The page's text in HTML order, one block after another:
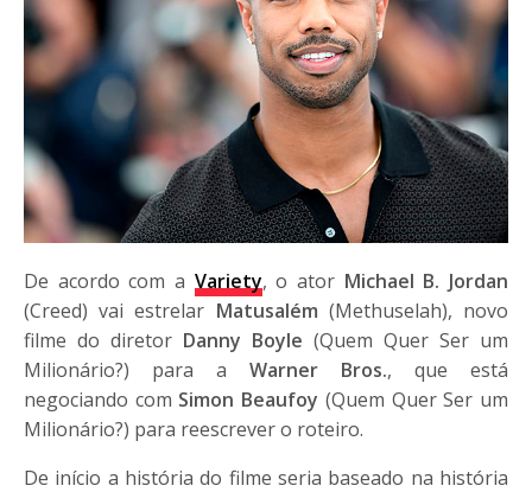
De acordo com a Variety, o ator Michael B. Jordan
(Creed) vai estrelar Matusalém (Methuselah), novo
filme do diretor Danny Boyle (Quem Quer Ser um
Milionário?) para a Warner Bros., que está
negociando com Simon Beaufoy (Quem Quer Ser um
Milionário?) para reescrever o roteiro.
De início a história do filme seria baseado na história